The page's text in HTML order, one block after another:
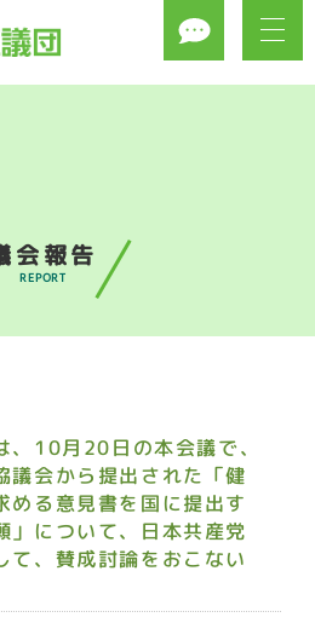
会報告
REPORT
、10月20日の本会議で、
議会から提出された「健
める意見書を国に提出す
」について、日本共産党
て、賛成討論をおこない